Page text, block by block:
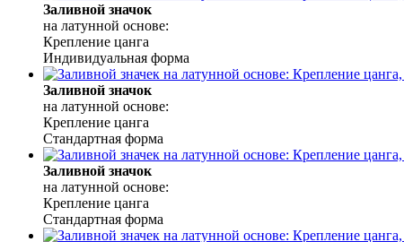
Заливной значок
на латунной основе:
Крепление цанга
Индивидуальная форма
Заливной значок
на латунной основе:
Крепление цанга
Стандартная форма
Заливной значок
на латунной основе:
Крепление цанга
Стандартная форма